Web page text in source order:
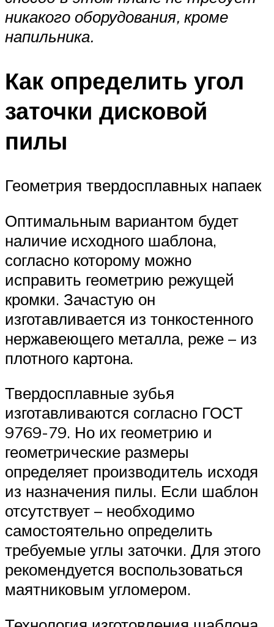
никакого оборудования, кроме
напильника.
Как определить угол
заточки дисковой
пилы
Геометрия твердосплавных напаек
Оптимальным вариантом будет
наличие исходного шаблона,
согласно которому можно
исправить геометрию режущей
кромки. Зачастую он
изготавливается из тонкостенного
нержавеющего металла, реже – из
плотного картона.
Твердосплавные зубья
изготавливаются согласно ГОСТ
9769-79. Но их геометрию и
геометрические размеры
определяет производитель исходя
из назначения пилы. Если шаблон
отсутствует – необходимо
самостоятельно определить
требуемые углы заточки. Для этого
рекомендуется воспользоваться
маятниковым угломером.